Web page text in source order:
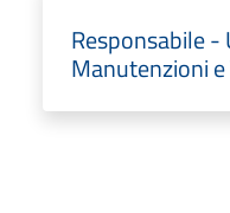
Responsabile
Manutenzioni